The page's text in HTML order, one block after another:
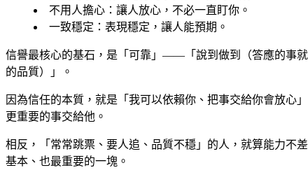
不用人擔心 ：讓人放心，不必一直盯你。
一致穩定 ：表現穩定，讓人能預期。
信譽最核心的基石，是「可靠」——「說到做到（答應的事
的品質）」。
因為信任的本質，就是「我可以依賴你、把事交給你會放
更重要的事交給他。
相反，「常常跳票、要人追、品質不穩」的人，就算能力
基本、也最重要的一塊。